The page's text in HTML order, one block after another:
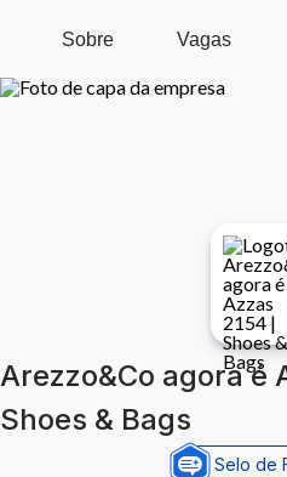
Pular para o conteúdo
Sobre Vagas
Arezzo&Co agora é
Shoes & Bags
Selo de